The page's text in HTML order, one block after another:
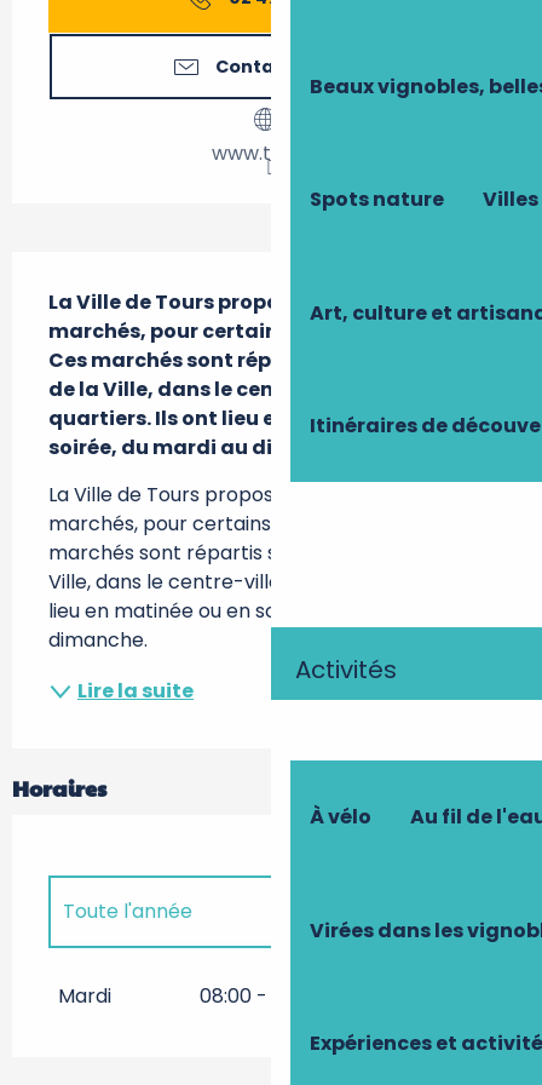
Beaux vignobles,
Spots nature
Art, culture et
Itinéraires de
Activités
À vélo Au fil de
Virées dans les
Expériences et
Contactez-nous
www.tours.fr
La Ville de Tours propose de nombreux
marchés, pour certains bihebdomadaires.
Ces marchés sont répartis sur l’ensemble
de la Ville, dans le centre-ville et les
quartiers. Ils ont lieu en matinée ou en
soirée, du mardi au dimanche.
La Ville de Tours propose de nombreux
marchés, pour certains bihebdomadaires. Ces
marchés sont répartis sur l’ensemble de la
Ville, dans le centre-ville et les quartiers. Ils ont
lieu en matinée ou en soirée, du mardi au
dimanche.
Lire la suite
Horaires
Toute l'année
Toute l'année 2027
Mardi 08:00 - 12:30